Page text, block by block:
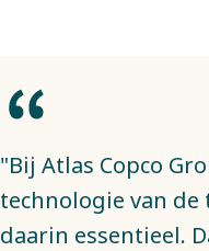
"Bij Atlas Copco
technologie van
daarin essentieel.